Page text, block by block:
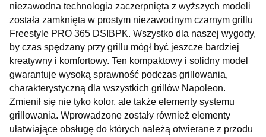
niezawodna technologia zaczerpnięta z wyższych modeli
została zamknięta w prostym niezawodnym czarnym grillu
Freestyle PRO 365 DSIBPK. Wszystko dla naszej wygody,
by czas spędzany przy grillu mógł być jeszcze bardziej
kreatywny i komfortowy. Ten kompaktowy i solidny model
gwarantuje wysoką sprawność podczas grillowania,
charakterystyczną dla wszystkich grillów Napoleon.
Zmienił się nie tyko kolor, ale także elementy systemu
grillowania. Wprowadzone zostały również elementy
ułatwiające obsługę do których należą otwierane z przodu